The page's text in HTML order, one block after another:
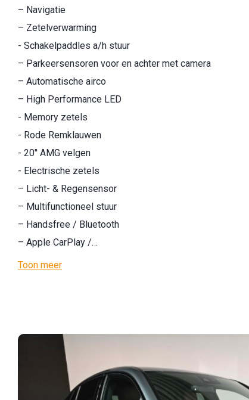
– Navigatie
– Zetelverwarming
- Schakelpaddles a/h stuur
– Parkeersensoren voor en achter met camera
– Automatische airco
– High Performance LED
- Memory zetels
- Rode Remklauwen
- 20'' AMG velgen
- Electrische zetels
– Licht- & Regensensor
– Multifunctioneel stuur
– Handsfree / Bluetooth
– Apple CarPlay /…
Toon meer